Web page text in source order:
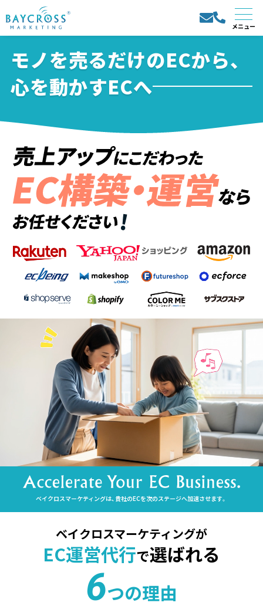
モノを売るだけのECから、
心を動かすECへ
ベイクロスマーケティングは、貴社のECを次のステージへ加速させます。
ベイクロスマーケティングが
EC運営代行で選ばれる
6つの理由